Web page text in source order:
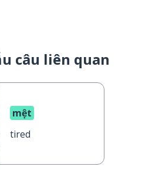
câu liên quan
mệt
tired